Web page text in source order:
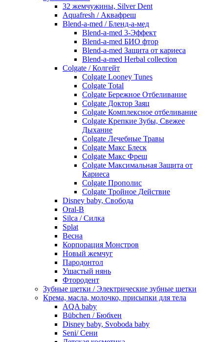
32 жемчужины, Silver Dent
Aquafresh / Аквафреш
Blend-a-med / Бленд-а-мед
Blend-a-med 3-Эффект
Blend-a-med БИО фтор
Blend-a-med Защита от кариеса
Blend-a-med Herbal collection
Colgate / Колгейт
Colgate Looney Tunes
Colgate Total
Colgate Бережное Отбеливание
Colgate Доктор Заяц
Colgate Комплексное отбеливание
Colgate Крепкие Зубы, Свежее
Дыхание
Colgate Лечебные Травы
Colgate Макс Блеск
Colgate Макс Фреш
Colgate Максимальная Защита от
Кариеса
Colgate Прополис
Colgate Тройное Действие
Disney baby, Свобода
Oral-B
Silca / Силка
Splat
Весна
Корпорация Монстров
Новый жемчуг
Пародонтол
Ушастый нянь
Фтородент
Зубные щетки / Электрические зубные щетки
Крема, масла, молочко, присыпки для тела
AQA baby
Bübchen / Бюбхен
Disney baby, Svoboda baby
Seni/ Сени